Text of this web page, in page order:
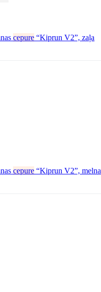
cepure “Kiprun V2”, zaļa
cepure “Kiprun V2”, melna